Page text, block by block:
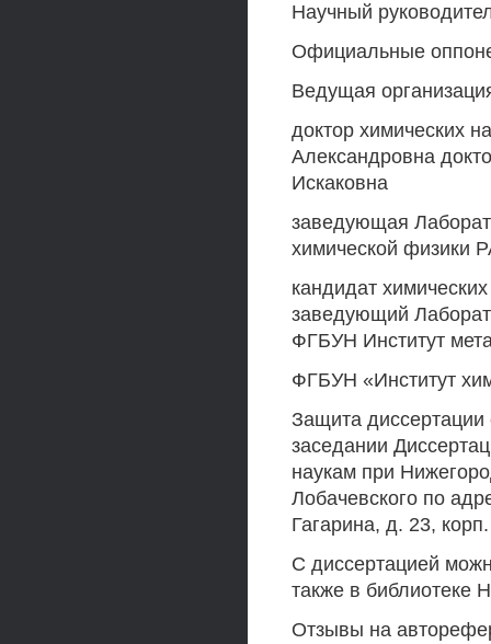
Научный
Официальные
Ведущая
доктор химических
Александровна
Искаковна
заведующая
химической физики
кандидат
заведующий
ФГБУН Институт
ФГБУН «Институт
Защита диссертации
заседании
наукам при
Лобачевского по
Гагарина, д. 23,
С диссертацией
также в библиотеке
Отзывы на